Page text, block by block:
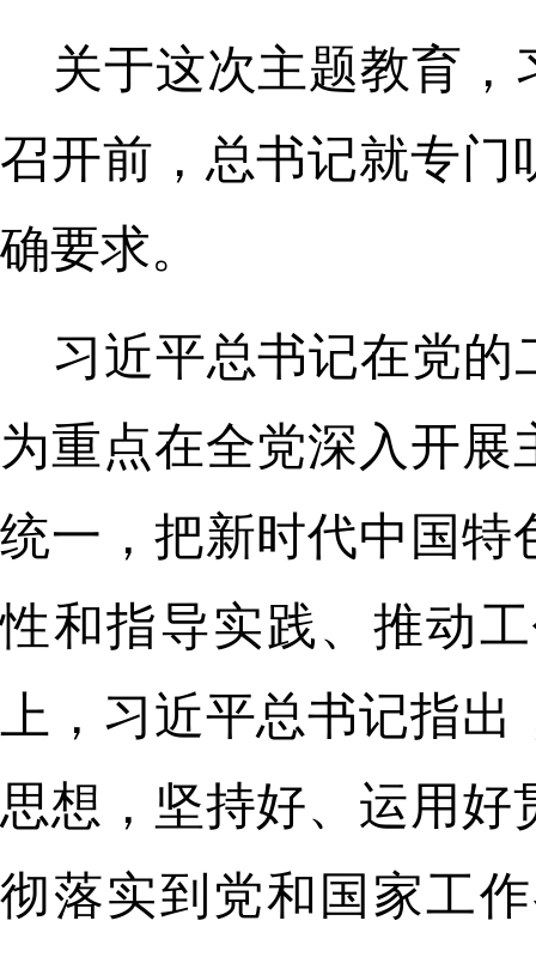
关于这次主题教育
召开前，总书记就专
确要求。
习近平总书记在党
为重点在全党深入开
统一，把新时代中国特
性和指导实践、推动
上，习近平总书记指
思想，坚持好、运用
彻落实到党和国家工